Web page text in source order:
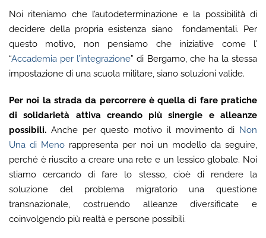
Noi riteniamo che l’autodeterminazione e la possibilità di
decidere della propria esistenza siano fondamentali. Per
questo motivo, non pensiamo che iniziative come l’
“Accademia per l’integrazione” di Bergamo, che ha la stessa
impostazione di una scuola militare, siano soluzioni valide.
Per noi la strada da percorrere è quella di fare pratiche
di solidarietà attiva creando più sinergie e alleanze
possibili. Anche per questo motivo il movimento di Non
Una di Meno rappresenta per noi un modello da seguire,
perché è riuscito a creare una rete e un lessico globale. Noi
stiamo cercando di fare lo stesso, cioè di rendere la
soluzione del problema migratorio una questione
transnazionale, costruendo alleanze diversificate e
coinvolgendo più realtà e persone possibili.